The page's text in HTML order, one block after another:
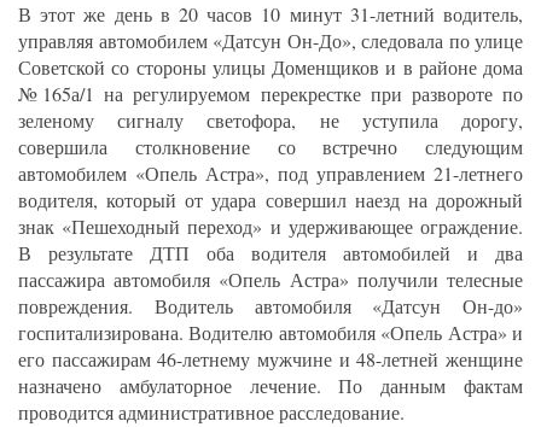
В этот же день в 20 часов 10 минут 31-летний водитель,
управляя автомобилем «Датсун Он-До», следовала по улице
Советской со стороны улицы Доменщиков и в районе дома
№165а/1 на регулируемом перекрестке при развороте по
зеленому сигналу светофора, не уступила дорогу,
совершила столкновение со встречно следующим
автомобилем «Опель Астра», под управлением 21-летнего
водителя, который от удара совершил наезд на дорожный
знак «Пешеходный переход» и удерживающее ограждение.
В результате ДТП оба водителя автомобилей и два
пассажира автомобиля «Опель Астра» получили телесные
повреждения. Водитель автомобиля «Датсун Он-до»
госпитализирована. Водителю автомобиля «Опель Астра» и
его пассажирам 46-летнему мужчине и 48-летней женщине
назначено амбулаторное лечение. По данным фактам
проводится административное расследование.